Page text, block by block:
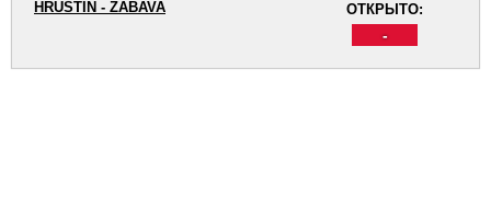
ОТКРЫТО:
-
HRUŠTÍN - ZÁBAVA